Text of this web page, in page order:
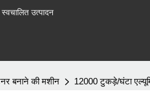
स्वचालित उत्पादन
बनाने की मशीन 12000 टुकड़े/घंटा